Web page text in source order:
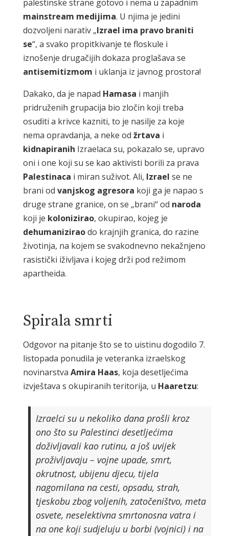
palestinske strane gotovo i nema u zapadnim
mainstream medijima. U njima je jedini
dozvoljeni narativ „Izrael ima pravo braniti
se“, a svako propitkivanje te floskule i
iznošenje drugačijih dokaza proglašava se
antisemitizmom i uklanja iz javnog prostora!
Dakako, da je napad Hamasa i manjih
pridruženih grupacija bio zločin koji treba
osuditi a krivce kazniti, to je nasilje za koje
nema opravdanja, a neke od žrtava i
kidnapiranih Izraelaca su, pokazalo se, upravo
oni i one koji su se kao aktivisti borili za prava
Palestinaca i miran suživot. Ali, Izrael se ne
brani od vanjskog agresora koji ga je napao s
druge strane granice, on se „brani“ od naroda
koji je kolonizirao, okupirao, kojeg je
dehumaniziraodo krajnjih granica, do razine
životinja, na kojem se svakodnevno nekažnjeno
rasistički iživljava i kojeg drži pod režimom
apartheida.
Spirala smrti
Odgovor na pitanje što se to uistinu dogodilo 7.
listopada ponudila je veteranka izraelskog
novinarstva Amira Haas, koja desetljećima
izvještava s okupiranih teritorija, u Haaretzu:
Izraelci su u nekoliko dana prošli kroz
ono što su Palestinci desetljećima
doživljavali kao rutinu, a još uvijek
proživljavaju – vojne upade, smrt,
okrutnost, ubijenu djecu, tijela
nagomilana na cesti, opsadu, strah,
tjeskobu zbog voljenih, zatočeništvo, meta
osvete, neselektivna smrtonosna vatra i
na one koji sudjeluju u borbi (vojnici) i na